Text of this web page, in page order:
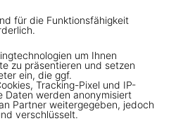
für die Funktionsfähigkeit
um Ihnen
zu präsentieren und setzen
ein, die ggf.
Tracking-Pixel und IP-
Daten werden anonymisiert
Partner weitergegeben, jedoch
verschlüsselt.
OUT XXL
Westwood Edition
‘Royal Greeting’
1.500